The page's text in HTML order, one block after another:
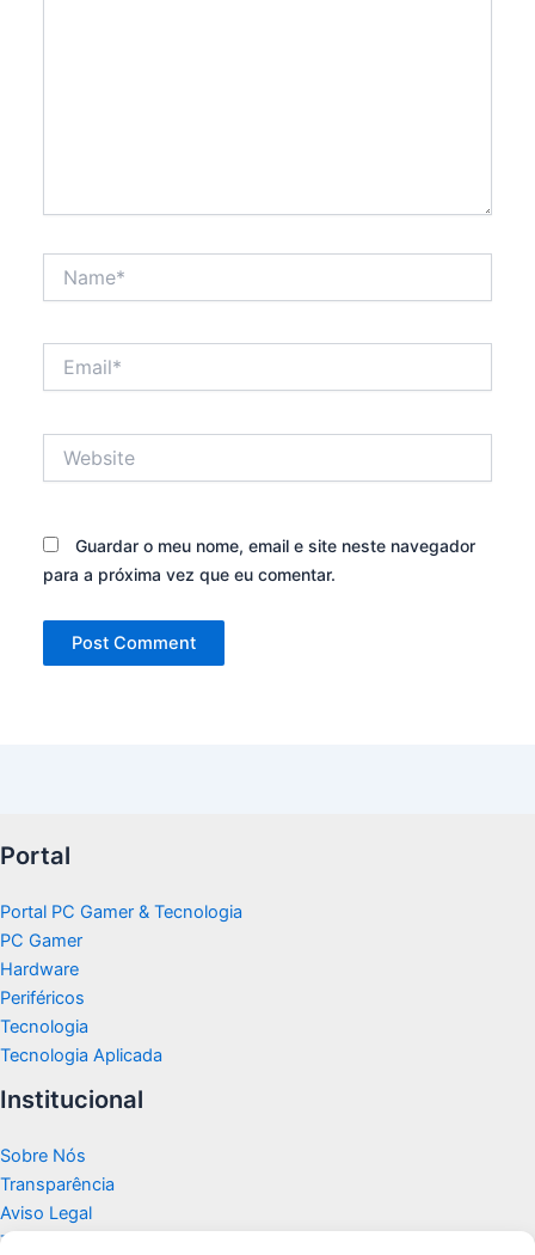
Guardar o meu nome, email e site neste navegador
para a próxima vez que eu comentar.
Portal
Portal PC Gamer & Tecnologia
PC Gamer
Hardware
Periféricos
Tecnologia
Tecnologia Aplicada
Institucional
Sobre Nós
Transparência
Aviso Legal
Termos de Uso